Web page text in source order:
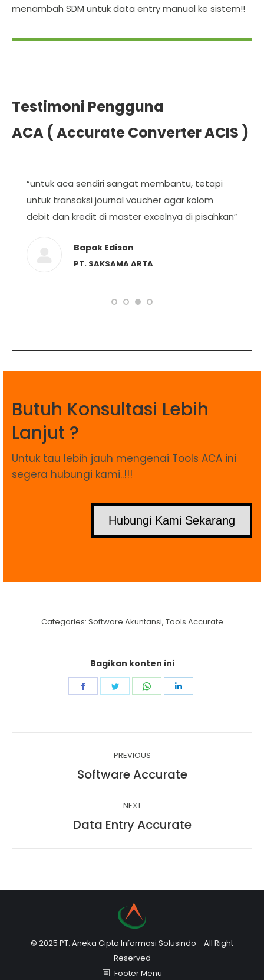
menambah SDM untuk data entry manual ke sistem!!
Testimoni Pengguna
ACA ( Accurate Converter ACIS )
“untuk aca sendiri sangat membantu, tetapi
untuk transaksi journal voucher agar kolom
debit dan kredit di master excelnya di pisahkan”
Bapak Edison
PT. SAKSAMA ARTA
Butuh Konsultasi Lebih
Lanjut ?
Untuk tau lebih jauh mengenai Tools ACA ini
segera hubungi kami..!!!
Hubungi Kami Sekarang
Categories: Software Akuntansi, Tools Accurate
Bagikan konten ini
Share
Share
Share
navigation
PREVIOUS
Previous
Software Accurate
NEXT
Next
Data Entry Accurate
© 2025 PT. Aneka Cipta Informasi Solusindo - All Right
Reserved
Footer Menu